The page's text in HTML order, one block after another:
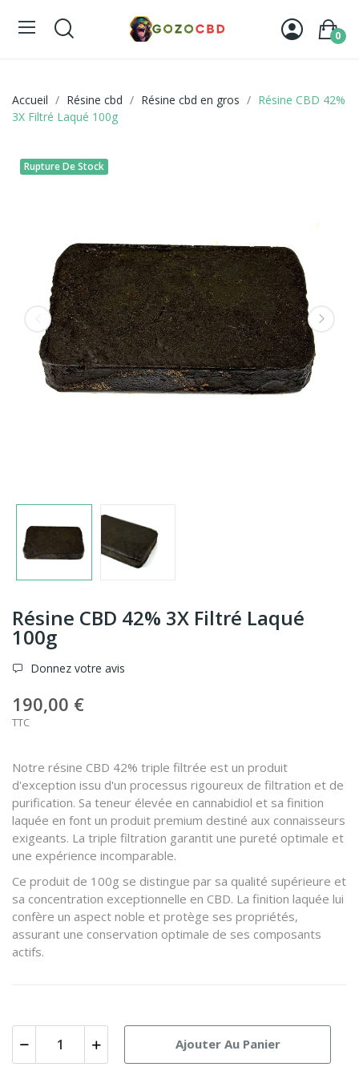
0
Accueil Résine cbd Résine cbd en gros
Résine CBD 42%
3X Filtré Laqué 100g
Rupture De Stock
Résine CBD 42% 3X Filtré Laqué
100g
Donnez votre avis
190,00 €
TTC
Notre résine CBD 42% triple filtrée est un produit
d'exception issu d'un processus rigoureux de filtration et de
purification. Sa teneur élevée en cannabidiol et sa finition
laquée en font un produit premium destiné aux connaisseurs
exigeants. La triple filtration garantit une pureté optimale et
une expérience incomparable.
Ce produit de 100g se distingue par sa qualité supérieure et
sa concentration exceptionnelle en CBD. La finition laquée lui
confère un aspect noble et protège ses propriétés,
assurant une conservation optimale de ses composants
actifs.
Ajouter Au Panier